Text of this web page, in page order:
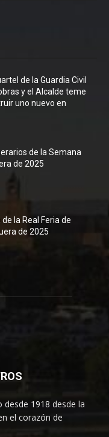
de la Guardia Civil
y el Alcalde teme
uno nuevo en
de la Semana
de 2025
la Real Feria de
de 2025
1918 desde la
el corazón de